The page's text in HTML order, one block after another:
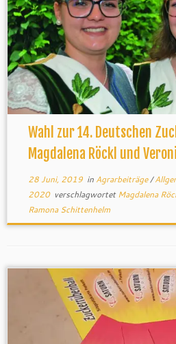
Wahl zur 14. Deutschen
Magdalena Röckl und
28 Juni, 2019in Agrarbeiträge/
2020 verschlagwortetMagdalena
Ramona Schittenhelm